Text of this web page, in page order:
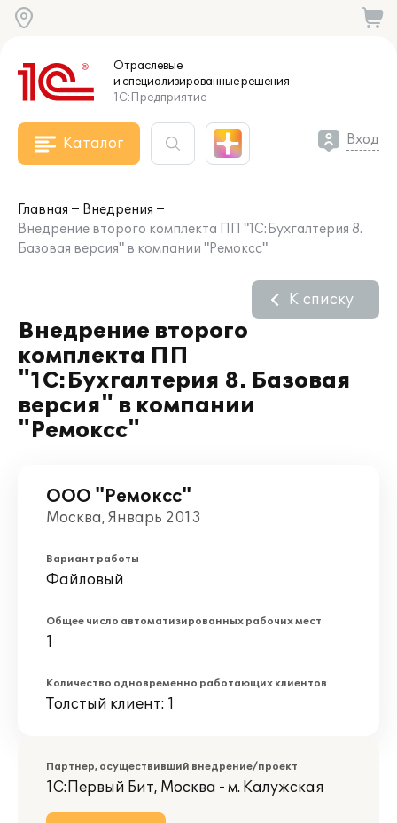
Отраслевые
и специализированныерешения
1С:Предприятие
Каталог Вход
Главная
Внедрения
Внедрение второго комплекта ПП "1С:Бухгалтерия 8.
Базовая версия" в компании "Ремоксс"
Внедрение второго
комплекта ПП
"1С:Бухгалтерия 8. Базовая
версия" в компании
"Ремоксс"
К списку
ООО "Ремоксс"
Москва, Январь 2013
Вариант работы
Файловый
Общее число автоматизированных рабочих мест
1
Количество одновременно работающих клиентов
Толстый клиент: 1
Партнер, осуществивший внедрение/проект
1С:Первый Бит, Москва - м. Калужская